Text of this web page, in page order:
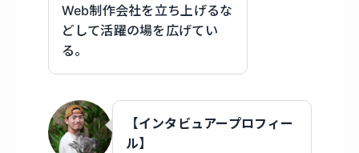
Web制作会社を立ち上げるな
どして活躍の場を広げてい
る。
【インタビュアープロフィー
ル】